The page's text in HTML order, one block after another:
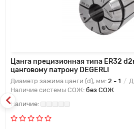
Цанга прецизионная типа ER32
цанговому патрону DEGERLI
Диаметр зажима цанги (d), мм: 2 - 1
Наличие системы СОЖ: без СОЖ